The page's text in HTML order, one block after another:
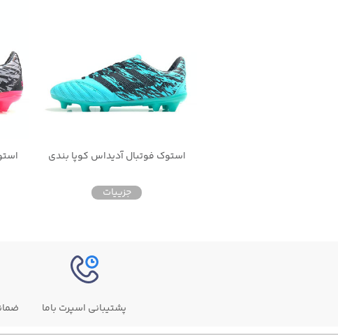
استوک فوتبال آدیداس کوپا بندی
جزییات
پشتیبانی اسپرت باما